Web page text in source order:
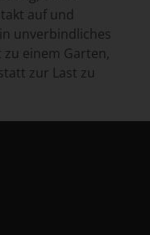
auf und
unverbindliches
einem Garten,
zur Last zu